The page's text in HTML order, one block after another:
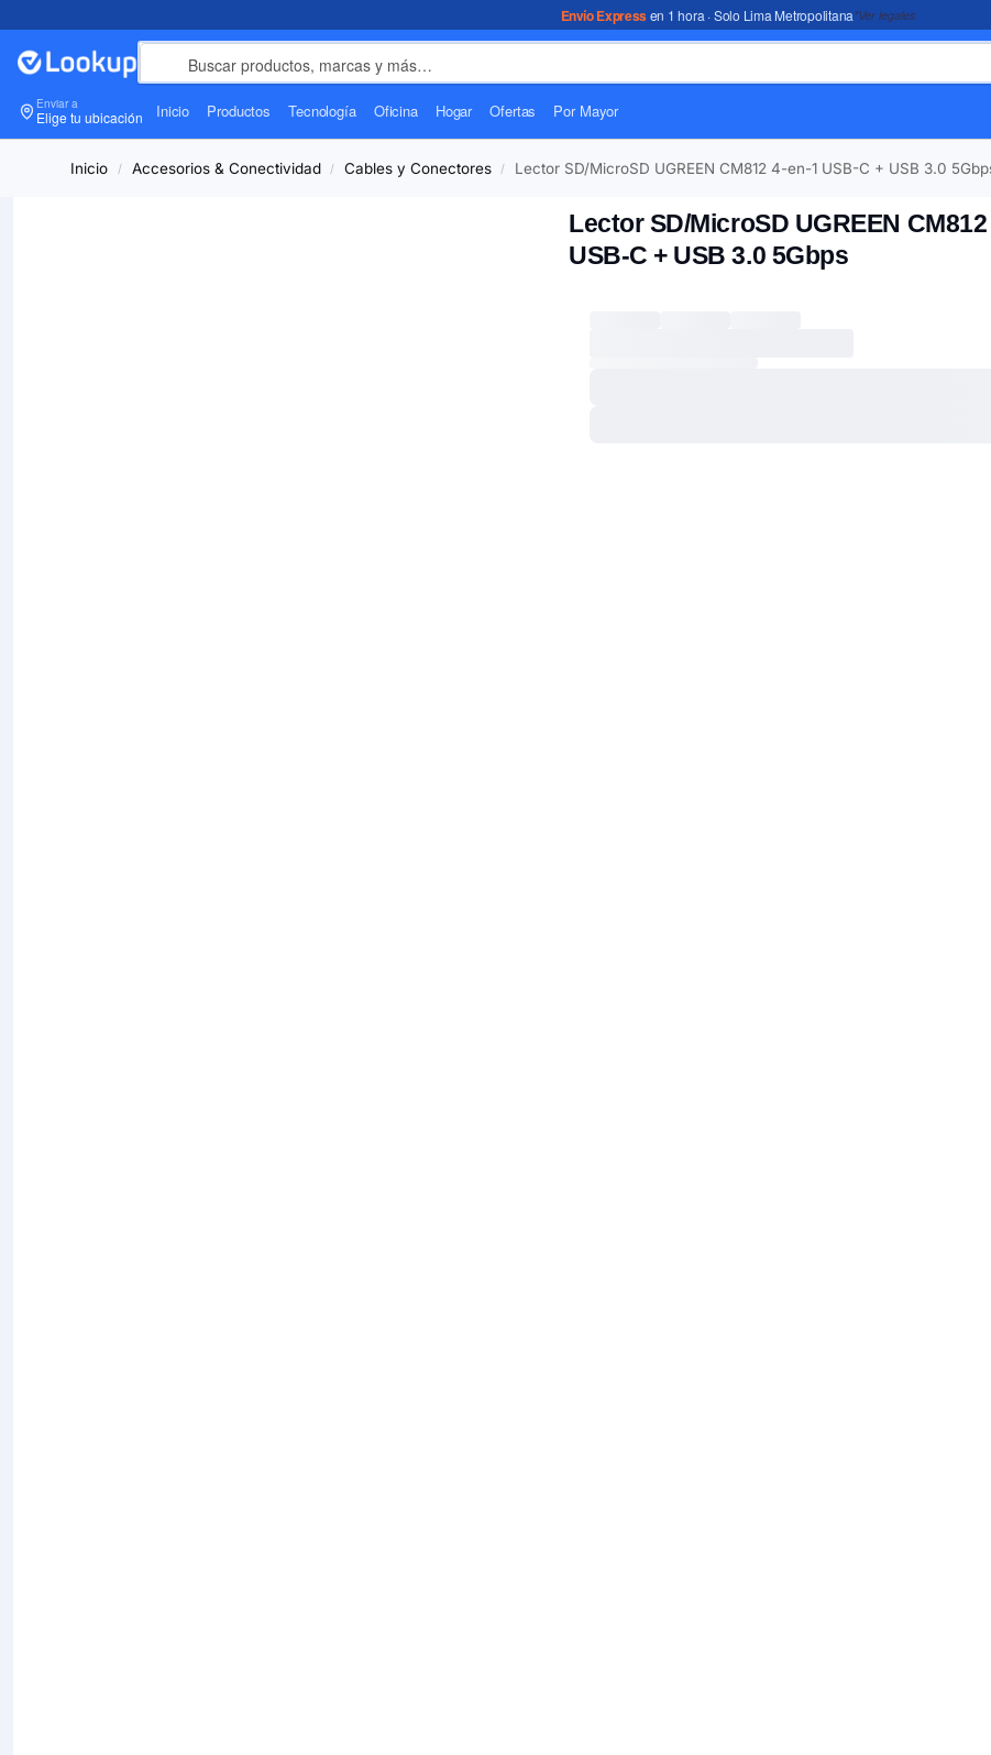
Envío Expressen 1 hora · Solo Lima Metropolitana*Ver legales
Enviar a
Elige tu ubicación Inicio Productos Tecnología Oficina Hogar Ofertas Por Mayor
Inicio / Accesorios & Conectividad / Cables y Conectores / Lector SD/MicroSD UGREEN CM812 4-en-1 USB-C + USB 3.0
Lector SD/MicroSD UGREEN
USB-C + USB 3.0 5Gbps